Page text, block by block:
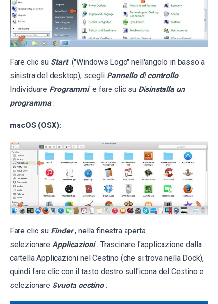
Fare clic su Start ("Windows Logo" nell'angolo in basso a
sinistra del desktop), scegli Pannello di controllo .
Individuare Programmi e fare clic su Disinstalla un
programma .
macOS (OSX):
Fare clic su Finder , nella finestra aperta
selezionare Applicazioni . Trascinare l'applicazione dalla
cartella Applicazioni nel Cestino (che si trova nella Dock),
quindi fare clic con il tasto destro sull'icona del Cestino e
selezionare Svuota cestino .